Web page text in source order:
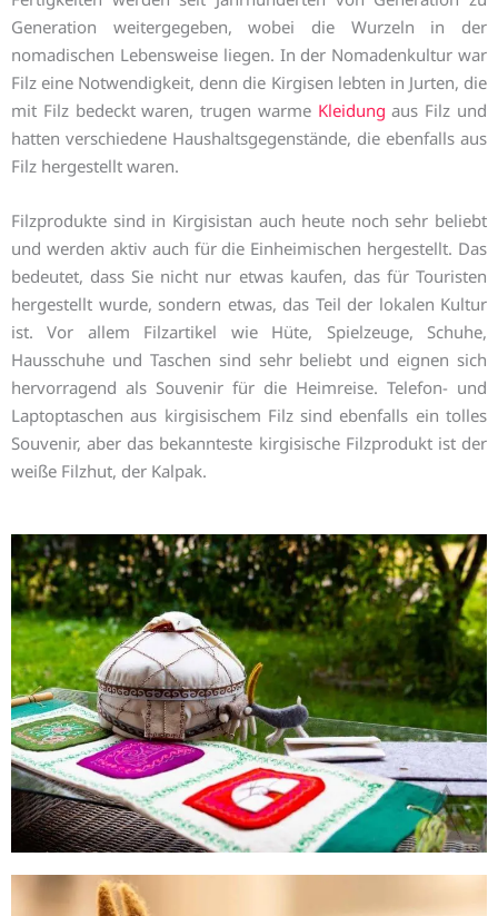
Generation weitergegeben, wobei die Wurzeln in der
nomadischen Lebensweise liegen. In der Nomadenkultur war
Filz eine Notwendigkeit, denn die Kirgisen lebten in Jurten, die
mit Filz bedeckt waren, trugen warme Kleidung aus Filz und
hatten verschiedene Haushaltsgegenstände, die ebenfalls aus
Filz hergestellt waren.
Filzprodukte sind in Kirgisistan auch heute noch sehr beliebt
und werden aktiv auch für die Einheimischen hergestellt. Das
bedeutet, dass Sie nicht nur etwas kaufen, das für Touristen
hergestellt wurde, sondern etwas, das Teil der lokalen Kultur
ist. Vor allem Filzartikel wie Hüte, Spielzeuge, Schuhe,
Hausschuhe und Taschen sind sehr beliebt und eignen sich
hervorragend als Souvenir für die Heimreise. Telefon- und
Laptoptaschen aus kirgisischem Filz sind ebenfalls ein tolles
Souvenir, aber das bekannteste kirgisische Filzprodukt ist der
weiße Filzhut, der Kalpak.